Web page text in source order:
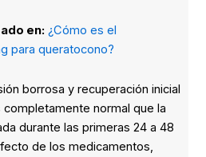
en: ¿Cómo es el
para queratocono?
borrosa y recuperación inicial
normal que la
durante las primeras 24 a 48
de los medicamentos,